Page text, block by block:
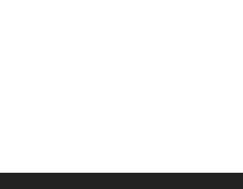
Quisque placerat